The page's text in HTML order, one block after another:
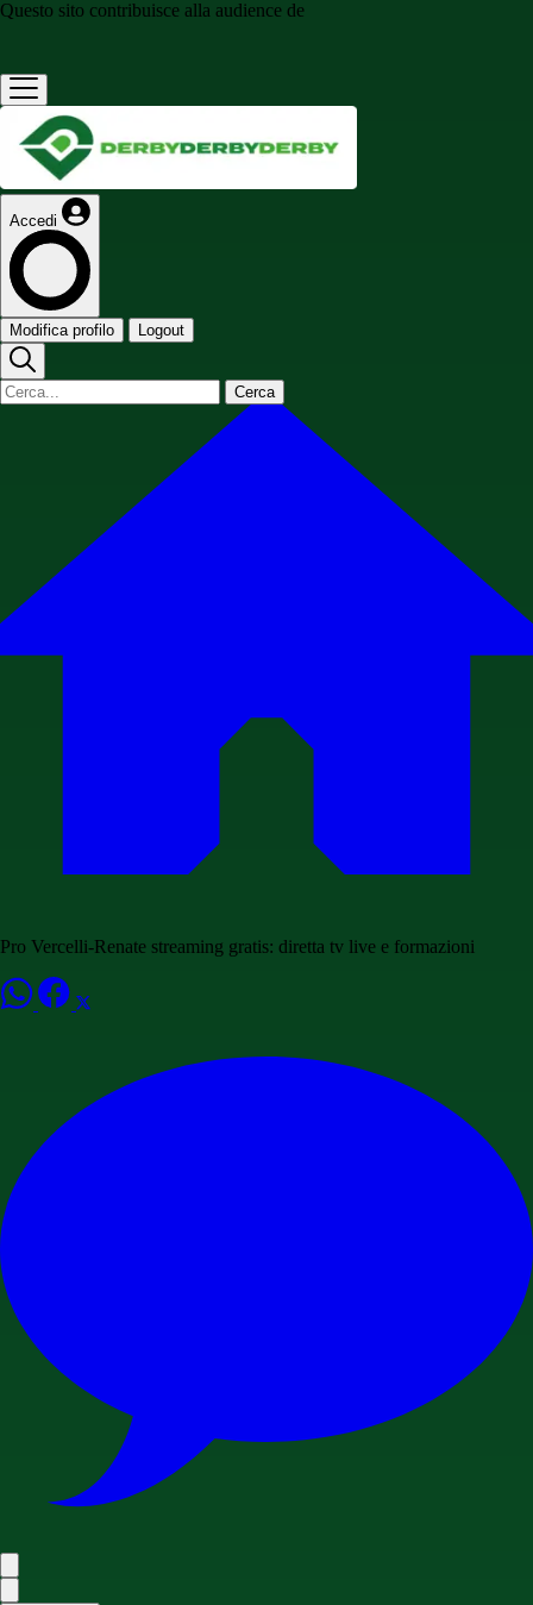
Questo sito contribuisce alla audience de
Accedi
Modifica profilo Logout
Cerca
Pro Vercelli-Renate streaming gratis: diretta tv live e formazioni